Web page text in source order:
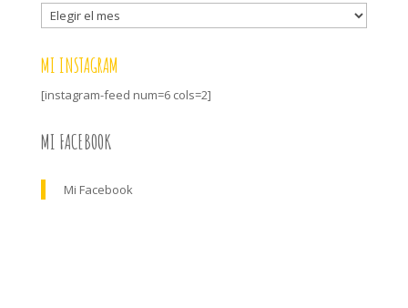
Archivo
MI INSTAGRAM
[instagram-feed num=6 cols=2]
MI FACEBOOK
Mi Facebook